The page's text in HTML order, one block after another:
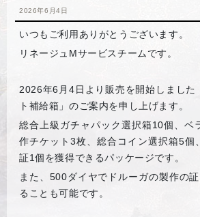
2026年6月4日
いつもご利用ありがとうございます。
リネージュMサービスチームです。
2026年6月4日より販売を開始しました
ト補給箱」のご案内を申し上げます。
総合上級ガチャパック選択箱10個、ベ
作チケット3枚、総合コイン選択箱5個
証1個を獲得できるパッケージです。
また、500ダイヤでドルーガの製作の
ることも可能です。